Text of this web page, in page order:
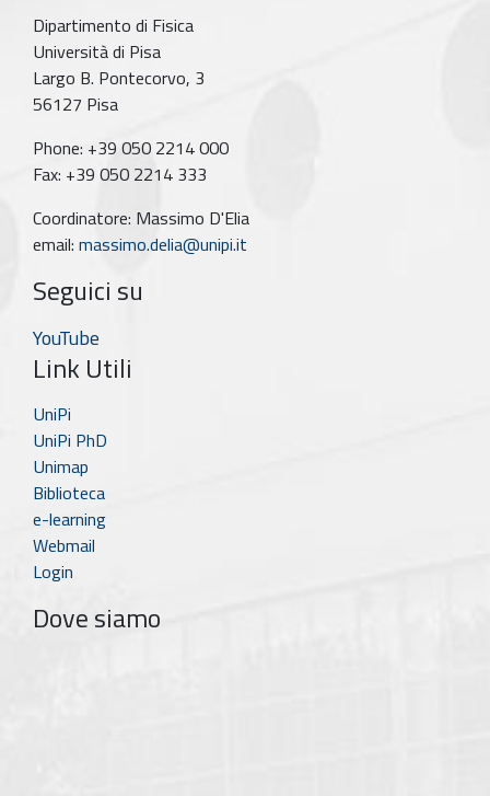
Dipartimento di Fisica
Università di Pisa
Largo B. Pontecorvo, 3
56127 Pisa
Phone: +39 050 2214 000
Fax: +39 050 2214 333
Coordinatore: Massimo D'Elia
email: massimo.delia@unipi.it
Seguici su
YouTube
Link Utili
UniPi
UniPi PhD
Unimap
Biblioteca
e-learning
Webmail
Login
Dove siamo